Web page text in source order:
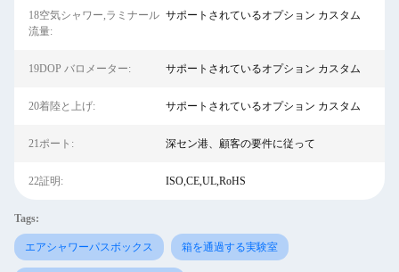
18空気シャワー,ラミナール
流量:
サポートされているオプション カスタム
19DOP バロメーター: サポートされているオプション カスタム
20着陸と上げ: サポートされているオプション カスタム
21ポート: 深セン港、顧客の要件に従って
22証明: ISO,CE,UL,RoHS
Tags:
エアシャワーパスボックス 箱を通過する実験室